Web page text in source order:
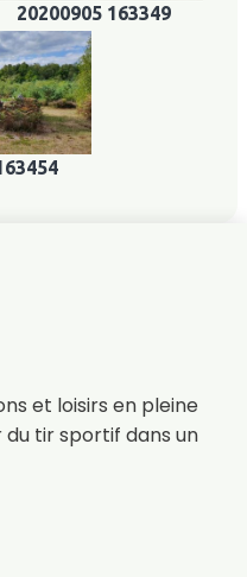
20200905 163349
et loisirs en pleine
du tir sportif dans un